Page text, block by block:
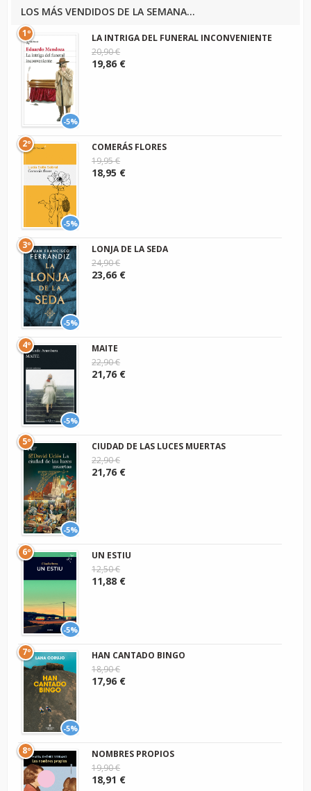
LOS MÁS VENDIDOS DE LA SEMANA...
-5%
1º
LA INTRIGA DEL FUNERAL INCONVENIENTE
20,90 €
19,86 €
-5%
2º
COMERÁS FLORES
19,95 €
18,95 €
-5%
3º
LONJA DE LA SEDA
24,90 €
23,66 €
-5%
4º
MAITE
22,90 €
21,76 €
-5%
5º
CIUDAD DE LAS LUCES MUERTAS
22,90 €
21,76 €
-5%
6º
UN ESTIU
12,50 €
11,88 €
-5%
7º
HAN CANTADO BINGO
18,90 €
17,96 €
8º
NOMBRES PROPIOS
19,90 €
18,91 €